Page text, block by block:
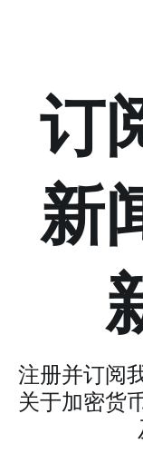
订
新
注册并订阅
关于加密货